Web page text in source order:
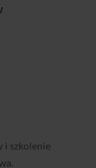
i szkolenie